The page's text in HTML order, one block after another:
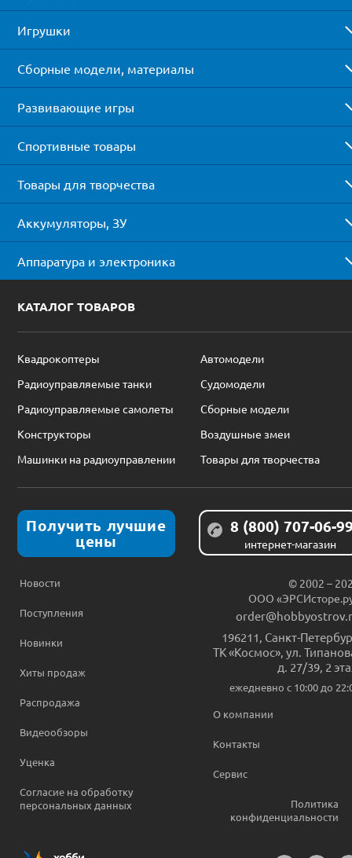
Игрушки
Сборные модели, материалы
Развивающие игры
Спортивные товары
Товары для творчества
Аккумуляторы, ЗУ
Аппаратура и электроника
КАТАЛОГ ТОВАРОВ
Квадрокоптеры
Автомодели
Радиоуправляемые танки
Судомодели
Радиоуправляемые самолеты
Сборные модели
Конструкторы
Воздушные змеи
Машинки на радиоуправлении
Товары для творчества
Получить лучшие
цены
8 (800) 707-06-
интернет-магазин
Новости
Поступления
Новинки
Хиты продаж
Распродажа
Видеообзоры
Уценка
Согласие на обработку
персональных данных
© 2002 –
ООО
196211, Санкт-
ТК «Космос», ул.
д. 27/39, 2
ежедневно c 10:00 до
О компании
Контакты
Сервис
Политика
конфиденциальности